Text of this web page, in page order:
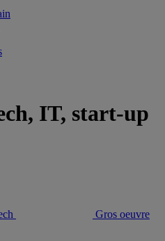
IT, start-up
Gros oeuvre